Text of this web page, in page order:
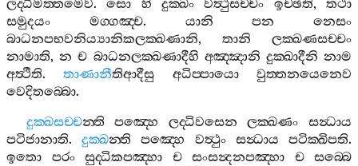
ලද‍්ධිමත‍්තමෙව.සො හි දුක‍්ඛං වත්‍ථුසච‍්චං ඉච‍්ඡති,තථා
සමුදයං
මග‍්ගඤ‍්ච. යානි පන
නෙසං
බාධනපභවනිය්‍යානිකලක‍්ඛණානි, තානි
ලක‍්ඛණසච‍්චං
නාමාති,න ච බාධනලක‍්ඛණාදීහි අඤ‍්ඤානි දුක‍්ඛාදීනි නාම
අත්‍ථීති.තාණානීතිආදීසු අධිප‍්පායො
වුත‍්තනයෙනෙව
වෙදිතබ‍්බො.
දුක‍්ඛසච‍්චන‍්ති පඤ‍්හෙ ලද‍්ධිවසෙන ලක‍්ඛණං
සන්‍ධාය
පටිජානාති.දුක‍්ඛන‍්ති පඤ‍්හෙ වත්‍ථුං සන්‍ධාය පටික‍්ඛිපති.
ඉතො
පරං සුද‍්ධිකපඤ‍්හා ච සංසන්‍දනපඤ‍්හා ච
සබ‍්බෙ